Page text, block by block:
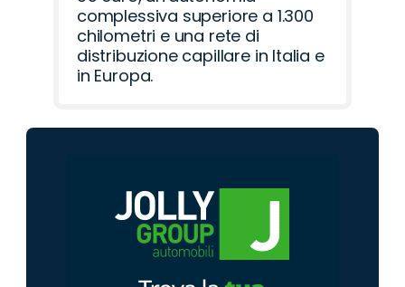
complessiva superiore a 1.300
chilometri e una rete di
distribuzione capillare in Italia e
in Europa.